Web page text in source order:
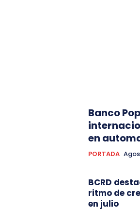
Banco
en
PORTADA
BCRD
ritmo de
en julio